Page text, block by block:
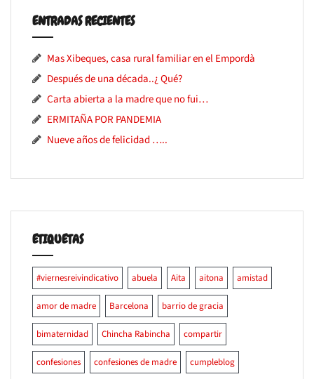
ENTRADAS RECIENTES
Mas Xibeques, casa rural familiar en el Empordà
Después de una década..¿ Qué?
Carta abierta a la madre que no fui…
ERMITAÑA POR PANDEMIA
Nueve años de felicidad …..
ETIQUETAS
#viernesreivindicativo abuela Aita aitona amistad
amor de madre Barcelona barrio de gracia
bimaternidad Chincha Rabincha compartir
confesiones confesiones de madre cumpleblog